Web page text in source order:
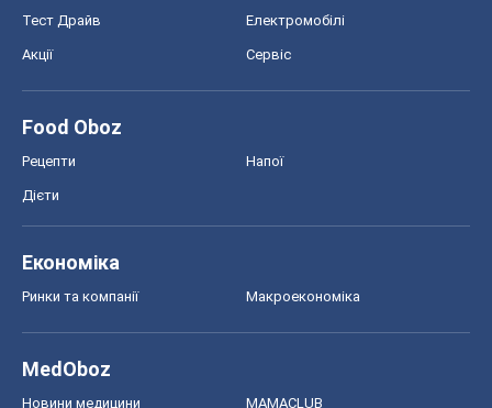
Тест Драйв Електромобілі
Акції Сервіс
Food Oboz
Рецепти Напої
Дієти
Економіка
Ринки та компанії Макроекономіка
MedOboz
Новини медицини MAMACLUB